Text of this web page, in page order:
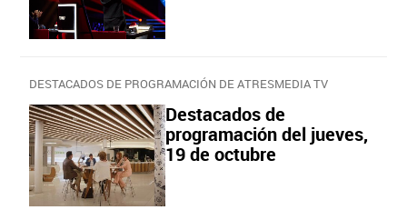
DESTACADOS DE PROGRAMACIÓN DE ATRESMEDIA TV
Destacados de
programación del jueves,
19 de octubre